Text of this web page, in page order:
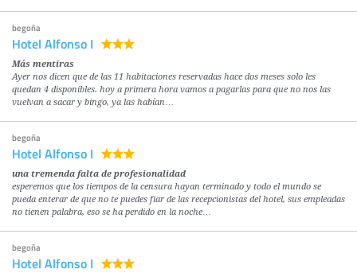
begoña
Hotel Alfonso I
Más mentiras
Ayer nos dicen que de las 11 habitaciones reservadas hace dos meses solo les
quedan 4 disponibles. hoy a primera hora vamos a pagarlas para que no nos las
vuelvan a sacar y bingo, ya las habían…
begoña
Hotel Alfonso I
una tremenda falta de profesionalidad
esperemos que los tiempos de la censura hayan terminado y todo el mundo se
pueda enterar de que no te puedes fiar de las recepcionistas del hotel, sus empleadas
no tienen palabra, eso se ha perdido en la noche…
begoña
Hotel Alfonso I